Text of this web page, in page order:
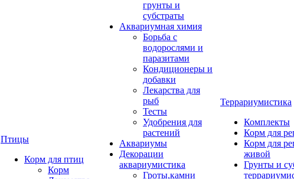
Птицы
Корм для птиц
Корм
грунты и
субстраты
Аквариумная химия
Борьба с
водорослями и
паразитами
Кондиционеры и
добавки
Лекарства для
рыб
Тесты
Удобрения для
растений
Аквариумы
Декорации
аквариумистика
Гроты,камни
Террариумистика
Комплекты
Корм для
Корм для
живой
Грунты и